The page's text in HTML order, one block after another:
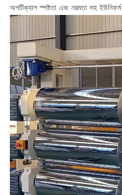
অপটিক্যাল স্পষ্টতা এবং নরমতা সহ